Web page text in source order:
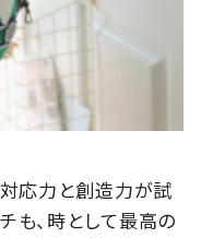
対応力と創造力が試
も、時として最高の